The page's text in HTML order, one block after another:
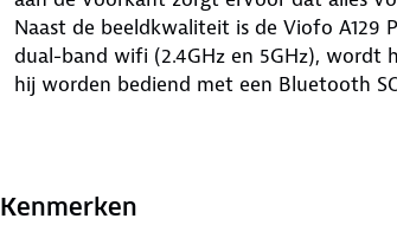
Naast de beeldkwaliteit is de Viofo A129
dual-band wifi (2.4GHz en 5GHz), wordt
hij worden bediend met een Bluetooth
Kenmerken